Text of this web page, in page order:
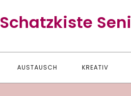
Schatzkiste
AUSTAUSCH KREATIV